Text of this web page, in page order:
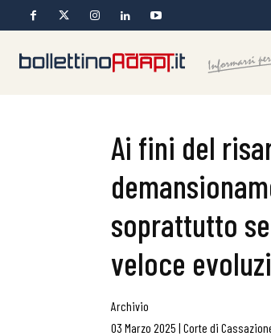
Ai fini del
soprattutto
veloce
Archivio
03 Marzo 2025 | Corte di